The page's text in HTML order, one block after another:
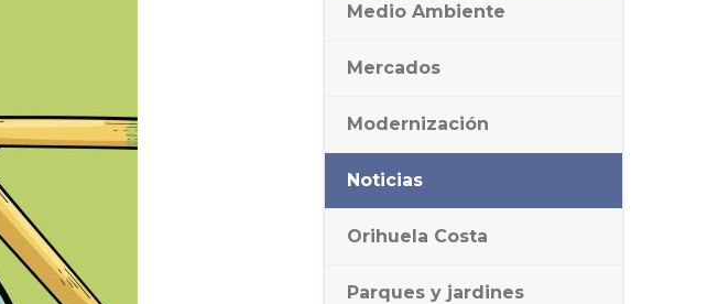
Medio Ambiente
Mercados
Modernización
Noticias
Orihuela Costa
Parques y jardines